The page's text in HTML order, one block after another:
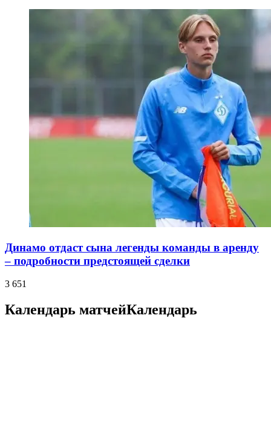
Динамо отдаст сына легенды команды в аренду
– подробности предстоящей сделки
3 651
Календарь матчейКалендарь